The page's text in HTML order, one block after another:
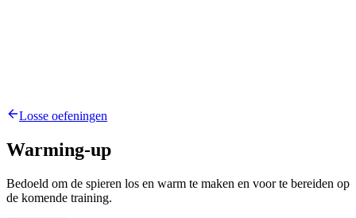
Losse oefeningen
Warming-up
Bedoeld om de spieren los en warm te maken en voor te bereiden op
de komende training.